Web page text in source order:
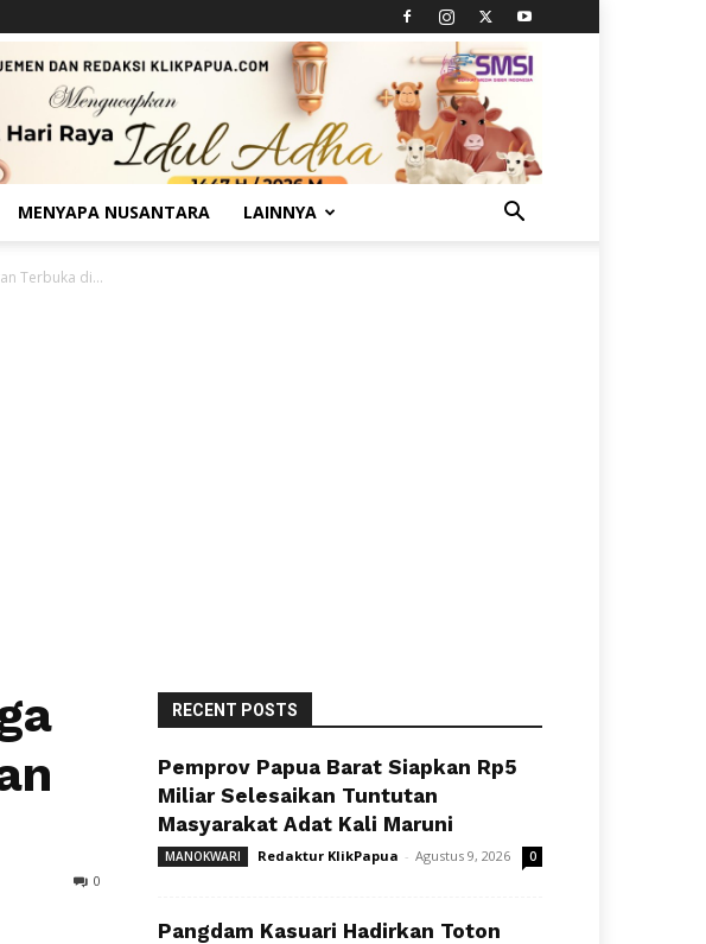
MENYAPA NUSANTARA LAINNYA
Terbuka di...
0
RECENT POSTS
Pemprov Papua Barat Siapkan Rp5
Miliar Selesaikan Tuntutan
Masyarakat Adat Kali Maruni
MANOKWARI Redaktur KlikPapua - Agustus 9, 2026 0
Pangdam Kasuari Hadirkan Toton